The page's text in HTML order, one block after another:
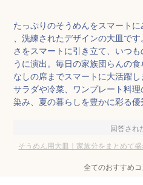
たっぷりのそうめんをスマート
、洗練されたデザインの大皿で
さをスマートに引き立て、いつ
うに演出。毎日の家族団らんの
なしの席までスマートに大活躍し
サラダや冷菜、ワンプレート料
染み、夏の暮らしを豊かに彩る優
回答され
そうめん用大皿｜家族分をまとめて
全てのおすすめコ